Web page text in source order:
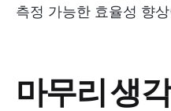
측정 가능한 효율성 향
마무리 생각